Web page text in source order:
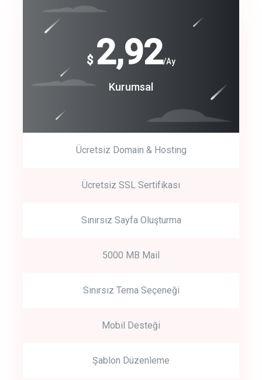
track energy costs
Get Started
Start by trying our service for 30 days free trial no credit card
$ 2,92/Ay
Kurumsal
Ücretsiz Domain & Hosting
Ücretsiz SSL Sertifikası
Sınırsız Sayfa Oluşturma
5000 MB Mail
Sınırsız Tema Seçeneği
Mobil Desteği
Şablon Düzenleme
$
240
Coroprate